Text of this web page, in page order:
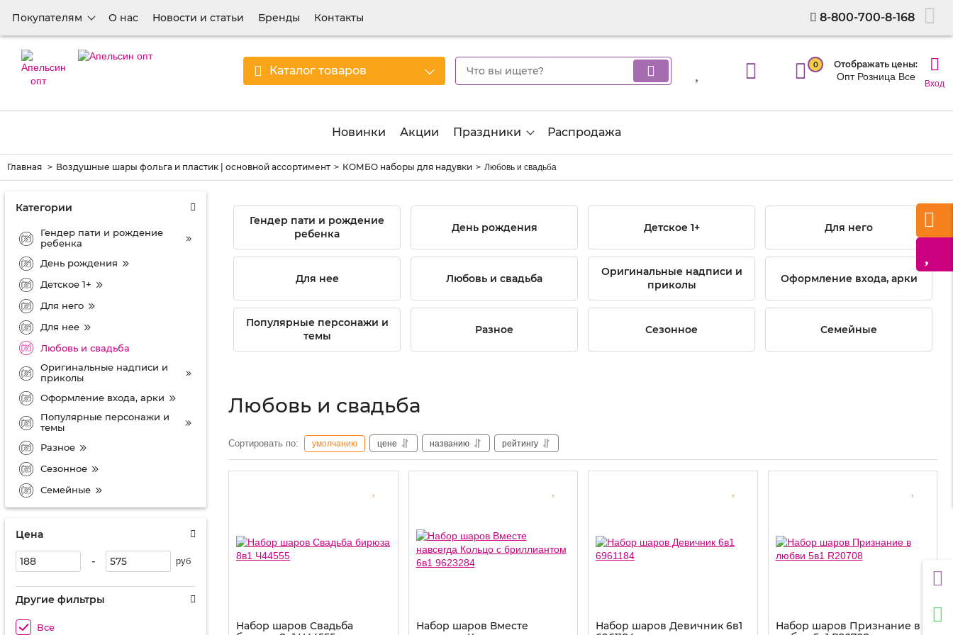
Покупателям О нас Новости и статьи Бренды Контакты 8-800-700-8-168
Каталог товаров 0 Отображать цены:
Опт Розница Все
Вход
Новинки Акции Праздники Распродажа
Главная Воздушные шары фольга и пластик | основной ассортимент КОМБО наборы для надувки Любовь и свадьба
Категории
Гендер пати и рождение
ребенка
День рождения
Детское 1+
Для него
Для нее
Любовь и свадьба
Оригинальные надписи и
приколы
Оформление входа, арки
Популярные персонажи и
темы
Разное
Сезонное
Семейные
Цена
- руб
Другие фильтры
Все
Гендер пати и рождение
ребенка
День рождения Детское 1+ Для него
Для нее Любовь и свадьба
Оригинальные надписи и
приколы
Оформление входа, арки
Популярные персонажи и
темы
Разное Сезонное Семейные
Любовь и свадьба
Сортировать по: умолчанию цене названию рейтингу
Набор шаров Свадьба
Набор шаров Вместе
Набор шаров Девичник 6в1
Набор шаров Признание в